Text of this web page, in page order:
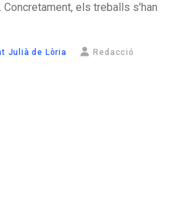
els treballs s'han
Julià de Lòria Redacció